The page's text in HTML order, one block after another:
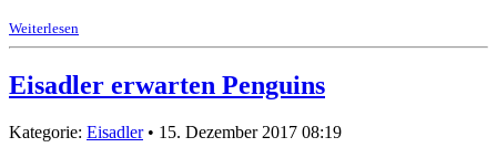
Weiterlesen
Eisadler erwarten Penguins
Kategorie: Eisadler• 15. Dezember 2017 08:19